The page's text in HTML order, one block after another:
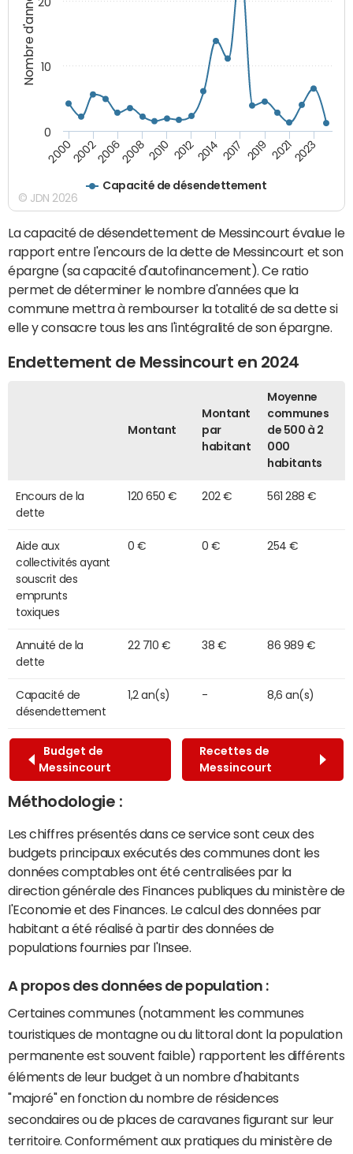
Nombre d'années
Capacité de désendettement
20002002200620082010 20122014 2017 2019 20212023
0
10
© JDN 2026
La capacité de désendettement de Messincourt évalue le
rapport entre l'encours de la dette de Messincourt et son
épargne (sa capacité d'autofinancement). Ce ratio
permet de déterminer le nombre d'années que la
commune mettra à rembourser la totalité de sa dette si
elle y consacre tous les ans l'intégralité de son épargne.
Endettement de Messincourt en 2024
Montant
Montant
par
habitant
Moyenne
communes
de 500 à 2
000
habitants
Encours de la
dette
120 650 € 202 € 561 288 €
Aide aux
collectivités ayant
souscrit des
emprunts
toxiques
0 € 0 € 254 €
Annuité de la
dette
22 710 € 38 € 86 989 €
Capacité de
désendettement
1,2 an(s) - 8,6 an(s)
Budget de
Messincourt
Recettes de
Messincourt
Méthodologie :
Les chiffres présentés dans ce service sont ceux des
budgets principaux exécutés des communes dont les
données comptables ont été centralisées par la
direction générale des Finances publiques du ministère de
l'Economie et des Finances. Le calcul des données par
habitant a été réalisé à partir des données de
populations fournies par l'Insee.
A propos des données de population :
Certaines communes (notamment les communes
touristiques de montagne ou du littoral dont la population
permanente est souvent faible) rapportent les différents
éléments de leur budget à un nombre d'habitants
"majoré" en fonction du nombre de résidences
secondaires ou de places de caravanes figurant sur leur
territoire. Conformément aux pratiques du ministère de